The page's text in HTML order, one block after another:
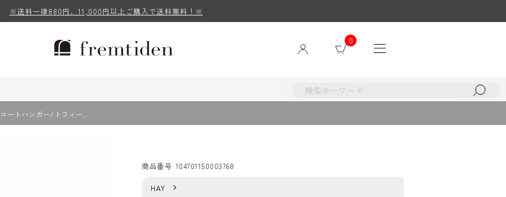
※送料一律880円、11,000円以上ご購入で送料無料！※
0
ートハンガー/トフィー…
商品番号 104701150003768
HAY